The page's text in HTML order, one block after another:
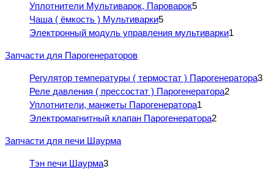
Уплотнители Мультиварок, Пароварок5
Чаша ( ёмкость ) Мультиварки5
Электронный модуль управления мультиварки1
Запчасти для Парогенераторов
Регулятор температуры ( термостат ) Парогенератора3
Реле давления ( прессостат ) Парогенератора2
Уплотнители, манжеты Парогенератора1
Электромагнитный клапан Парогенератора2
Запчасти для печи Шаурма
Тэн печи Шаурма3